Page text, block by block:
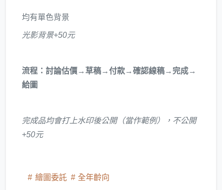
均有單色背景
光影背景+50元
流程：討論估價→草稿→付款→確認線稿→完成→
給圖
完成品均會打上水印後公開（當作範例），不公開
+50元
繪圖委託 全年齡向